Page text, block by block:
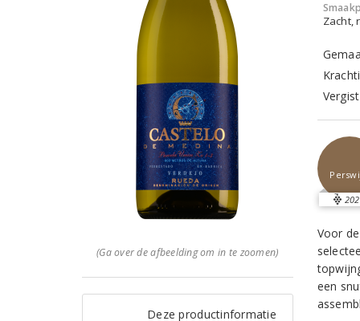
(Ga over de afbeelding om in te zoomen)
Deze productinformatie
Zacht,
Voor
een